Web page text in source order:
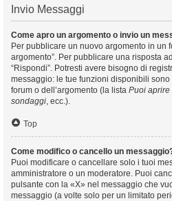
Invio Messaggi
Come apro un argomento o invio un
Per pubblicare un nuovo argomento in un
argomento”. Per pubblicare una risposta
“Rispondi”. Potresti avere bisogno di
messaggio: le tue funzioni disponibili
forum o dell’argomento (la lista Puoi
sondaggi, ecc.).
Top
Come modifico o cancello un
Puoi modificare o cancellare solo i tuoi
amministratore o un moderatore. Puoi
pulsante con la «X» nel messaggio che
messaggio (a volte solo per un limitato